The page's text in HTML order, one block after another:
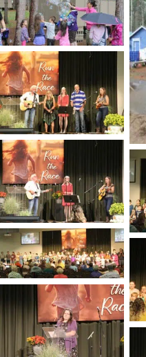
No Caption
Terry Howard and
Friends
Terry Howard and
Friends
Juniors singing in
Pioneer Pavilion
No Caption